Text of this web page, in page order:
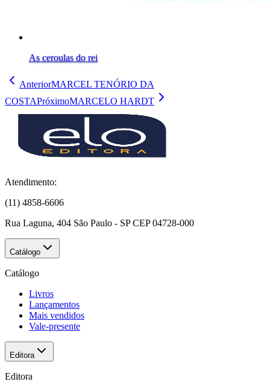
As ceroulas do rei
AnteriorMARCEL TENÓRIO DA
COSTAPróximoMARCELO HARDT
Atendimento:
(11) 4858-6606
Rua Laguna, 404 São Paulo - SP CEP 04728-000
Catálogo
Catálogo
Livros
Lançamentos
Mais vendidos
Vale-presente
Editora
Editora